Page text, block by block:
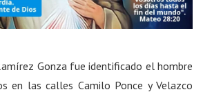
Gonza fue identificado el hombre
en las calles Camilo Ponce y Velazco